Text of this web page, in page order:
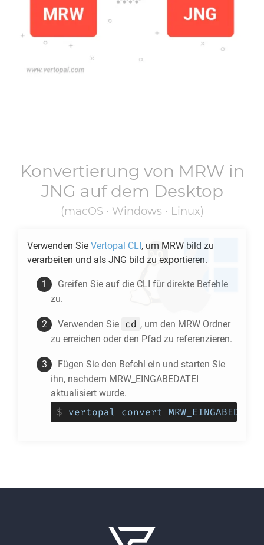
Konvertierung von MRW in
JNG auf dem Desktop
(macOS • Windows • Linux)
Verwenden Sie Vertopal CLI, um MRW bild zu
verarbeiten und als JNG bild zu exportieren.
Greifen Sie auf die CLI für direkte Befehle
zu.
Verwenden Sie cd , um den MRW Ordner
zu erreichen oder den Pfad zu referenzieren.
Fügen Sie den Befehl ein und starten Sie
ihn, nachdem MRW_EINGABEDATEI
aktualisiert wurde.
$ vertopal convert